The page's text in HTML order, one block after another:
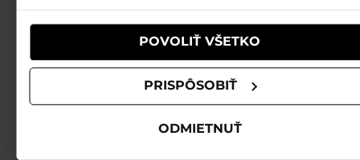
POVOLIŤ VŠETKO
PRISPÔSOBIŤ
ODMIETNUŤ